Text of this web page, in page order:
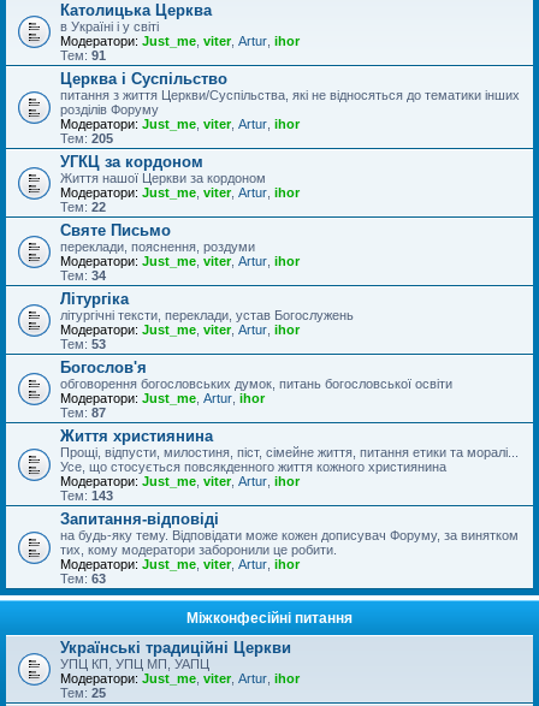
Католицька Церква
в Україні і у світі
Модератори: Just_me viter, Artur ihor
Тем: 91
Церква і Суспільство
питання з життя Церкви/Суспільства, які не відносяться до тематики інших
розділів Форуму
Модератори: Just_me viter, Artur ihor
Тем: 205
УГКЦ за кордоном
Життя нашої Церкви за кордоном
Модератори: Just_me viter, Artur ihor
Тем: 22
Святе Письмо
переклади, пояснення, роздуми
Модератори: Just_me viter, Artur ihor
Тем: 34
Літургіка
літургічні тексти, переклади, устав Богослужень
Модератори: Just_me viter, Artur ihor
Тем: 53
Богослов'я
обговорення богословських думок, питань богословської освіти
Модератори: Just_me Artur ihor
Тем: 87
Життя християнина
Прощі, відпусти, милостиня, піст, сімейне життя, питання етики та моралі...
Усе, що стосується повсякденного життя кожного християнина
Модератори: Just_me viter, Artur ihor
Тем: 143
Запитання-відповіді
на будь-яку тему. Відповідати може кожен дописувач Форуму, за винятком
тих, кому модератори заборонили це робити.
Модератори: Just_me viter, Artur ihor
Тем: 63
Міжконфесійні питання
Українські традиційні Церкви
УПЦ КП, УПЦ МП, УАПЦ
Модератори: Just_me viter, Artur ihor
Тем: 25